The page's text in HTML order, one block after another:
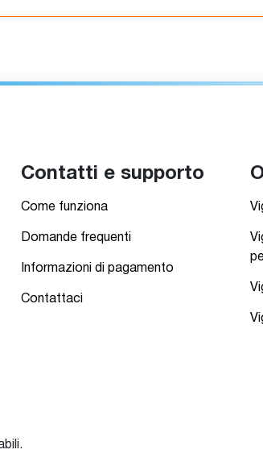
Contatti e supporto
Come funziona
Domande frequenti
Informazioni di pagamento
Contattaci